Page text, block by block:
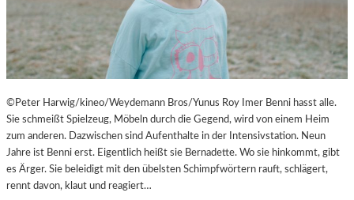
©Peter Harwig/kineo/Weydemann Bros/Yunus Roy Imer Benni hasst alle.
Sie schmeißt Spielzeug, Möbeln durch die Gegend, wird von einem Heim
zum anderen. Dazwischen sind Aufenthalte in der Intensivstation. Neun
Jahre ist Benni erst. Eigentlich heißt sie Bernadette. Wo sie hinkommt, gibt
es Ärger. Sie beleidigt mit den übelsten Schimpfwörtern rauft, schlägert,
rennt davon, klaut und reagiert…